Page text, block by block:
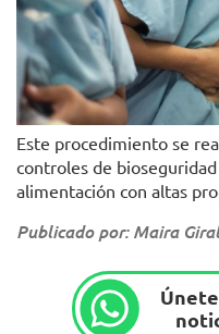
Este procedimiento se
controles de
alimentación con altas
Publicado por: Maira